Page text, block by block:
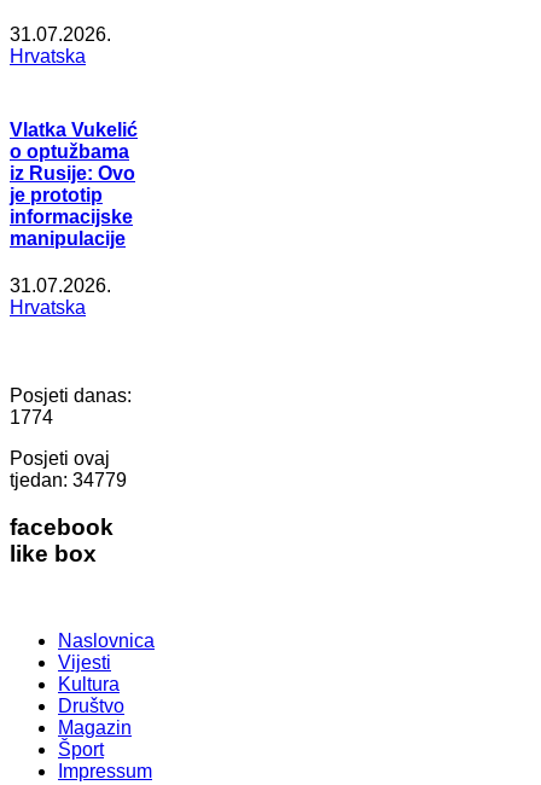
31.07.2026.
Hrvatska
Vlatka Vukelić
o optužbama
iz Rusije: Ovo
je prototip
informacijske
manipulacije
31.07.2026.
Hrvatska
Posjeti danas:
1774
Posjeti ovaj
tjedan: 34779
facebook
like box
Naslovnica
Vijesti
Kultura
Društvo
Magazin
Šport
Impressum